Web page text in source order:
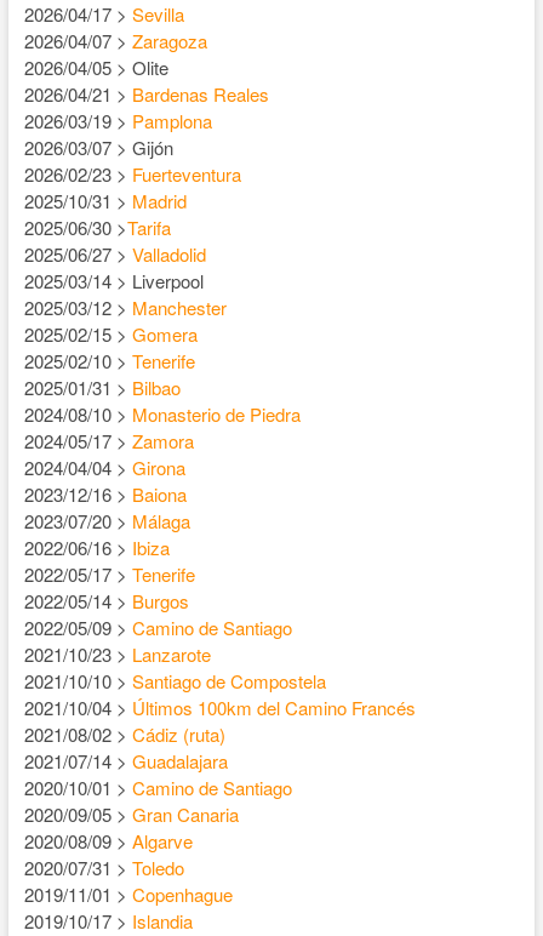
2026/04/17 > Sevilla
2026/04/07 > Zaragoza
2026/04/05 > Olite
2026/04/21 > Bardenas Reales
2026/03/19 > Pamplona
2026/03/07 > Gijón
2026/02/23 > Fuerteventura
2025/10/31 > Madrid
2025/06/30 >Tarifa
2025/06/27 > Valladolid
2025/03/14 > Liverpool
2025/03/12 > Manchester
2025/02/15 > Gomera
2025/02/10 > Tenerife
2025/01/31 > Bilbao
2024/08/10 > Monasterio de Piedra
2024/05/17 > Zamora
2024/04/04 > Girona
2023/12/16 > Baiona
2023/07/20 > Málaga
2022/06/16 > Ibiza
2022/05/17 > Tenerife
2022/05/14 > Burgos
2022/05/09 > Camino de Santiago
2021/10/23 > Lanzarote
2021/10/10 > Santiago de Compostela
2021/10/04 > Últimos 100km del Camino Francés
2021/08/02 > Cádiz (ruta)
2021/07/14 > Guadalajara
2020/10/01 > Camino de Santiago
2020/09/05 > Gran Canaria
2020/08/09 > Algarve
2020/07/31 > Toledo
2019/11/01 > Copenhague
2019/10/17 > Islandia